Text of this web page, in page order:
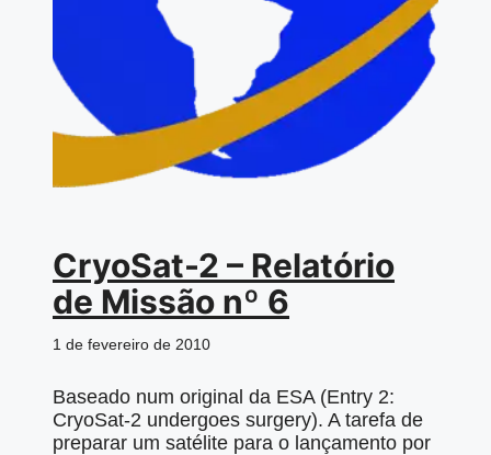
CryoSat-2 – Relatório
de Missão nº 6
1 de fevereiro de 2010
Baseado num original da ESA (Entry 2:
CryoSat-2 undergoes surgery). A tarefa de
preparar um satélite para o lançamento por